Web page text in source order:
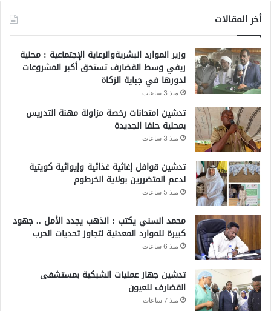
أخر المقالات
وزير الموارد البشريةوالرعاية الإجتماعية : محلية
ريفي وسط القضارف تستحق أكبر المشروعات
لدورها في جباية الزكاة
منذ 3 ساعات
تدشين امتحانات رخصة مزاولة مهنة التدريس
بمحلية حلفا الجديدة
منذ 3 ساعات
تدشين قوافل إغاثية غذائية وإيوائية كويتية
لدعم المتضررين بولاية الخرطوم
منذ 5 ساعات
محمد السني يكتب : الذهب يجدد الأمل .. جهود
كبيرة للموارد المعدنية لتجاوز تحديات الحرب
منذ 6 ساعات
تدشين جهاز عمليات الشبكية بمستشفى
القضارف للعيون
منذ 7 ساعات